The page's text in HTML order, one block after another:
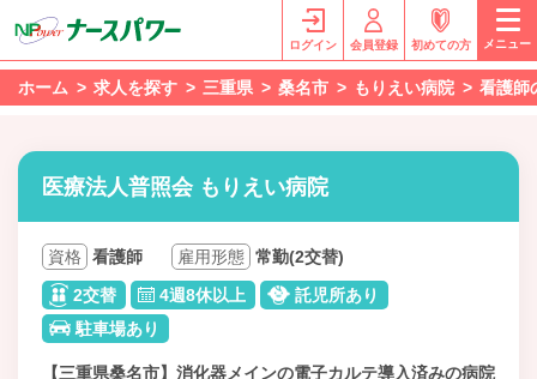
ログイン 会員登録 初めての方 メニュー
ホーム 求人を探す 三重県 桑名市 もりえい病院 看護師
医療法人普照会 もりえい病院
資格 看護師 雇用形態 常勤(2交替)
2交替
4週8休以上
託児所あり
駐車場あり
【三重県桑名市】消化器メインの電子カルテ導入済みの病院